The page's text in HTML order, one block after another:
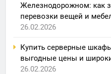
Железнодорожном: как
перевозки вещей и
26.02.2026
Купить серверные
выгодные цены и
26.02.2026